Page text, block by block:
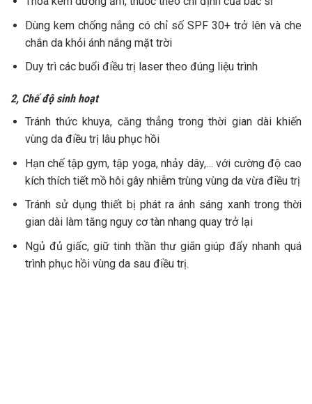
Dùng kem chống nắng có chỉ số SPF 30+ trở lên và che
chắn da khỏi ánh nắng mặt trời
Duy trì các buổi điều trị laser theo đúng liệu trình
2, Chế độ sinh hoạt
Tránh thức khuya, căng thẳng trong thời gian dài khiến
vùng da điều trị lâu phục hồi
Hạn chế tập gym, tập yoga, nhảy dây,… với cường độ cao
kích thích tiết mồ hôi gây nhiễm trùng vùng da vừa điều trị
Tránh sử dụng thiết bị phát ra ánh sáng xanh trong thời
gian dài làm tăng nguy cơ tàn nhang quay trở lại
Ngủ đủ giấc, giữ tinh thần thư giãn giúp đẩy nhanh quá
trình phục hồi vùng da sau điều trị.